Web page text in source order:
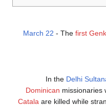
March 22 - The first
Delhi
Dominican missionaries
Catala are killed while